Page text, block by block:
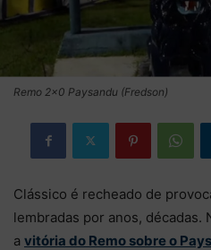
Remo 2×0 Paysandu (Fredson)
Clássico é recheado de
lembradas por anos, décadas.
a vitória do Remo sobre o